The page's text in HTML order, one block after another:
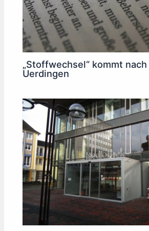
„Stoffwechsel“ kommt
Uerdingen